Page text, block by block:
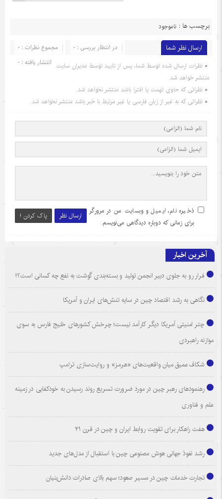
برچسب ها : ناموجود
ارسال نظر شما مجموع نظرات : 0
در انتظار بررسی : 0
انتشار یافته : 0 نظرات ارسال شده توسط شما، پس از تایید توسط مدیران سایت
منتشر خواهد شد.
نظراتی که حاوی تهمت یا افترا باشد منتشر نخواهد شد.
نظراتی که به غیر از زبان فارسی یا غیر مرتبط با خبر باشد منتشر نخواهد شد.
ارسال نظر پاک کردن !
ذخیره نام، ایمیل و وبسایت من در مرورگر
برای زمانی که دوباره دیدگاهی می‌نویسم.
آخرین اخبار
فرار رو به جلوی دبیر انجمن تولید و بسته‌بندی گوشت به نفع چه کسانی است؟!
نگاهی به رشد اقتصاد چین در سایه تنش‌های ایران و آمریکا
چتر امنیتی آمریکا دیگر کارآمد نیست؛ چرخش کشورهای خلیج فارس به سوی
موازنه راهبردی
شکاف عمیق میان واقعیت‌های «هرمز» و روایت‌سازی ترامپ
رهنمودهای رهبر چین در مورد ضرورت تسریع روند رسیدن به خودکفایی در زمینه
علم و فناوری
هفت راهکار برای تقویت روابط ایران و چین در قرن ۲۱
رشد نفوذ جهانی هوش مصنوعی چین با استقبال از مدل‌های جدید
تجارت خدمات چین در مسیر صعود؛ سهم بالای صادرات دانش‌بنیان